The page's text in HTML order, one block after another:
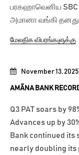
November 13, 2025
AMÃNA BANK
Q3 PAT soars by
Advances up by
Bank continued
nearly doubling its
பரகஹாவெனிய SBC
அமானா வங்கி
மேலதிக விபரங்களுக்கு